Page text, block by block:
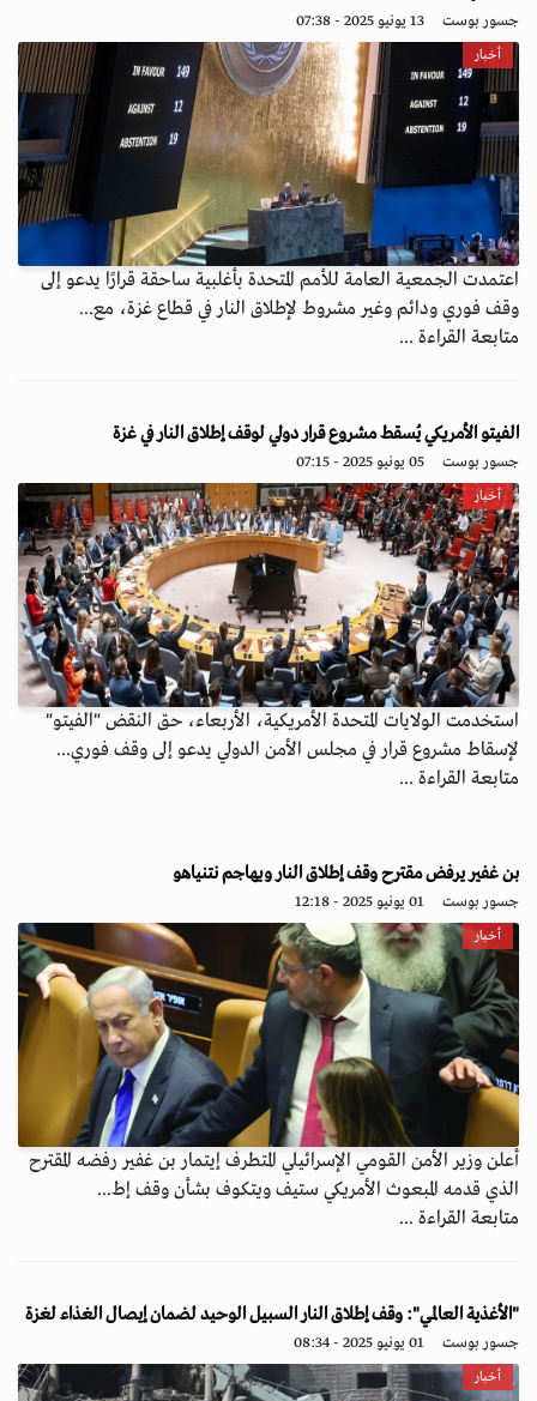
جسور بوست 13 يونيو 2025 - 07:38
أخبار
اعتمدت الجمعية العامة للأمم المتحدة بأغلبية ساحقة قرارًا يدعو إلى
وقف فوري ودائم وغير مشروط لإطلاق النار في قطاع غزة، مع...
متابعة القراءة ...
الفيتو الأمريكي يُسقط مشروع قرار دولي لوقف إطلاق النار في غزة
جسور بوست 05 يونيو 2025 - 07:15
أخبار
استخدمت الولايات المتحدة الأمريكية، الأربعاء، حق النقض "الفيتو"
لإسقاط مشروع قرار في مجلس الأمن الدولي يدعو إلى وقف فوري...
متابعة القراءة ...
بن غفير يرفض مقترح وقف إطلاق النار ويهاجم نتنياهو
جسور بوست 01 يونيو 2025 - 12:18
أخبار
أعلن وزير الأمن القومي الإسرائيلي المتطرف إيتمار بن غفير رفضه المقترح
الذي قدمه المبعوث الأمريكي ستيف ويتكوف بشأن وقف إط...
متابعة القراءة ...
"الأغذية العالمي": وقف إطلاق النار السبيل الوحيد لضمان إيصال الغذاء لغزة
جسور بوست 01 يونيو 2025 - 08:34
أخبار